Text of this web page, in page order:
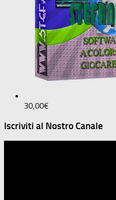
30,00€
Iscriviti al Nostro Canale